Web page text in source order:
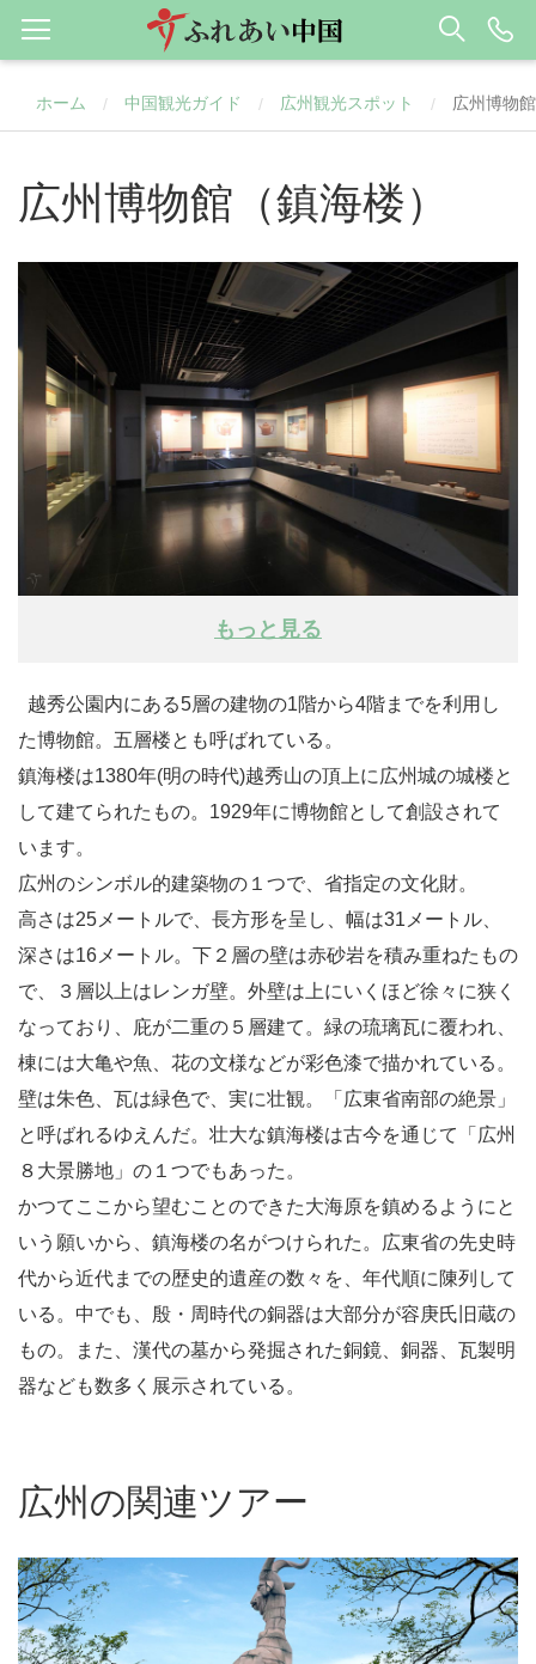
ホーム / 中国観光ガイド / 広州観光スポット / 広州博物
広州博物館（鎮海楼）
もっと見る
越秀公園内にある5層の建物の1階から4階までを利用し
た博物館。五層楼とも呼ばれている。
鎮海楼は1380年(明の時代)越秀山の頂上に広州城の城楼と
して建てられたもの。1929年に博物館として創設されて
います。
広州のシンボル的建築物の１つで、省指定の文化財。
高さは25メートルで、長方形を呈し、幅は31メートル、
深さは16メートル。下２層の壁は赤砂岩を積み重ねたもの
で、３層以上はレンガ壁。外壁は上にいくほど徐々に狭く
なっており、庇が二重の５層建て。緑の琉璃瓦に覆われ、
棟には大亀や魚、花の文様などが彩色漆で描かれている。
壁は朱色、瓦は緑色で、実に壮観。「広東省南部の絶景」
と呼ばれるゆえんだ。壮大な鎮海楼は古今を通じて「広州
８大景勝地」の１つでもあった。
かつてここから望むことのできた大海原を鎮めるようにと
いう願いから、鎮海楼の名がつけられた。広東省の先史時
代から近代までの歴史的遺産の数々を、年代順に陳列して
いる。中でも、殷・周時代の銅器は大部分が容庚氏旧蔵の
もの。また、漢代の墓から発掘された銅鏡、銅器、瓦製明
器なども数多く展示されている。
広州の関連ツアー